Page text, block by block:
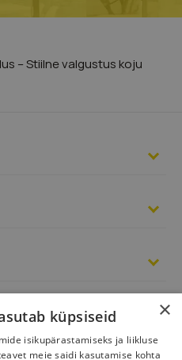
– Stiilne valgustus koju
4271 0000
7.00 – 19.00
Kontaktandmed
×
küpsiseid
isikupärastamiseks ja liikluse
meie saidi kasutamise kohta